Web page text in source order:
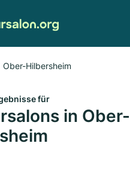
Ober-Hilbersheim
für
in Ober-